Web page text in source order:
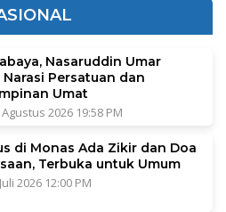
Nasaruddin Umar
Persatuan dan
Umat
2026 19:58 PM
di Monas Ada Zikir dan Doa
Terbuka untuk Umum
2026 12:00 PM